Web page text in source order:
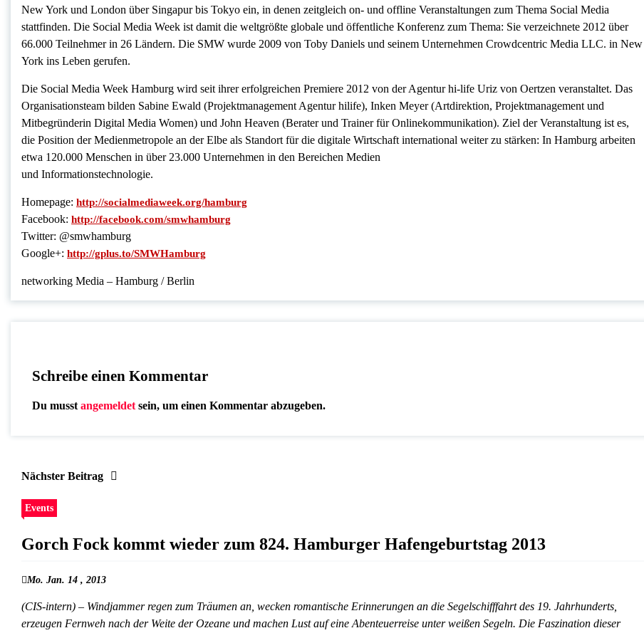
New York und London über Singapur bis Tokyo ein, in denen zeitgleich on- und offline Veranstaltungen zum Thema Social Media
stattfinden. Die Social Media Week ist damit die weltgrößte globale und öffentliche Konferenz zum Thema: Sie verzeichnete 2012 über
66.000 Teilnehmer in 26 Ländern. Die SMW wurde 2009 von Toby Daniels und seinem Unternehmen Crowdcentric Media LLC. in New
York ins Leben gerufen.
Die Social Media Week Hamburg wird seit ihrer erfolgreichen Premiere 2012 von der Agentur hi-life Uriz von Oertzen veranstaltet. Das
Organisationsteam bilden Sabine Ewald (Projektmanagement Agentur hilife), Inken Meyer (Artdirektion, Projektmanagement und
Mitbegründerin Digital Media Women) und John Heaven (Berater und Trainer für Onlinekommunikation). Ziel der Veranstaltung ist es,
die Position der Medienmetropole an der Elbe als Standort für die digitale Wirtschaft international weiter zu stärken: In Hamburg arbeiten
etwa 120.000 Menschen in über 23.000 Unternehmen in den Bereichen Medien
und Informationstechnologie.
Homepage: http://socialmediaweek.org/hamburg
Facebook: http://facebook.com/smwhamburg
Twitter: @smwhamburg
Google+: http://gplus.to/SMWHamburg
networking Media – Hamburg / Berlin
Schreibe einen Kommentar
Du musst angemeldet sein, um einen Kommentar abzugeben.
Nächster Beitrag
Events
Gorch Fock kommt wieder zum 824. Hamburger Hafengeburtstag 2013
Mo. Jan. 14 , 2013
(CIS-intern) – Windjammer regen zum Träumen an, wecken romantische Erinnerungen an die Segelschifffahrt des 19. Jahrhunderts,
erzeugen Fernweh nach der Weite der Ozeane und machen Lust auf eine Abenteuerreise unter weißen Segeln. Die Faszination dieser